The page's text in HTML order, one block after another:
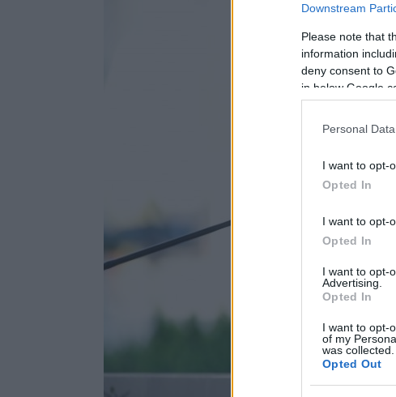
Downstream
Please note that
information
deny consent to
in below Google
Personal
I want to opt-
Opted In
I want to opt-
Opted In
I want to opt-
Advertising.
Opted In
I want to opt-
of my
was collected.
Opted Out